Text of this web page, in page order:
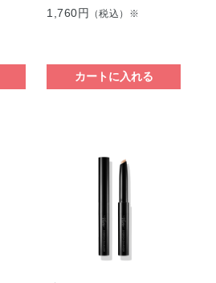
1,760円
（税込）※
カートに入れる